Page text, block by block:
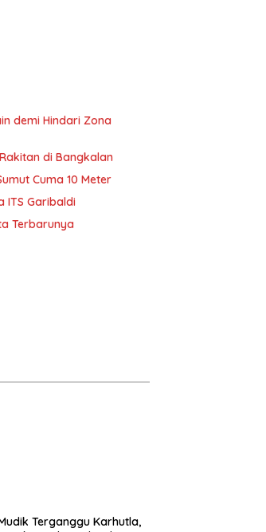
demi Hindari Zona
di Bangkalan
Cuma 10 Meter
ITS Garibaldi
Terbarunya
Terganggu Karhutla,